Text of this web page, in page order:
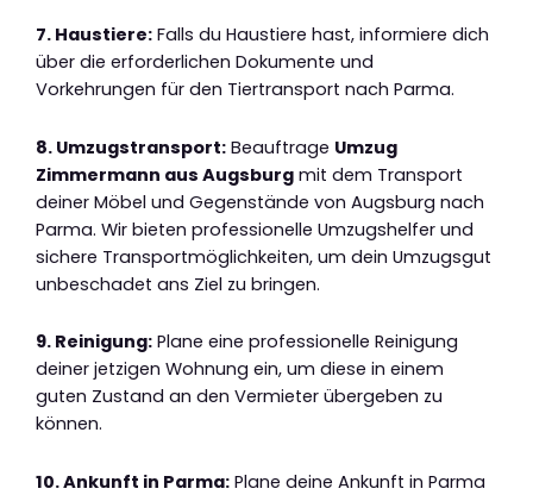
7. Haustiere: Falls du Haustiere hast, informiere dich
über die erforderlichen Dokumente und
Vorkehrungen für den Tiertransport nach Parma.
8. Umzugstransport: Beauftrage Umzug
Zimmermann aus Augsburg mit dem Transport
deiner Möbel und Gegenstände von Augsburg nach
Parma. Wir bieten professionelle Umzugshelfer und
sichere Transportmöglichkeiten, um dein Umzugsgut
unbeschadet ans Ziel zu bringen.
9. Reinigung: Plane eine professionelle Reinigung
deiner jetzigen Wohnung ein, um diese in einem
guten Zustand an den Vermieter übergeben zu
können.
10. Ankunft in Parma: Plane deine Ankunft in Parma